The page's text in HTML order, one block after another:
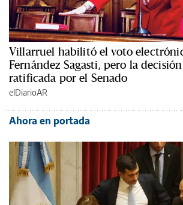
Villarruel habilitó el voto
Fernández Sagasti, pero la
ratificada por el Senado
elDiarioAR
Ahora en portada